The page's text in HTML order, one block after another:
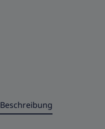
Beschreibung